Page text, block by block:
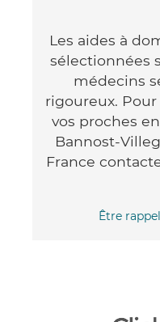
Les aides à
sélectionnées
médecins
rigoureux.
vos proches
Bannost-
France
Être